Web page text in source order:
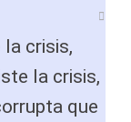
la crisis,
la crisis,
que